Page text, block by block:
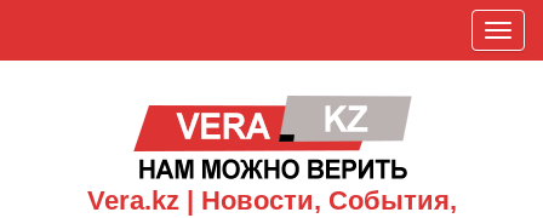
П
о
Vera.kz | Новости, События,